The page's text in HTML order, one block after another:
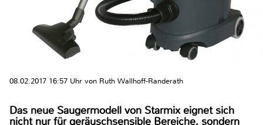
08.02.2017 16:57 Uhr von Ruth Wallhoff-Randerath
Das neue Saugermodell von Starmix eignet sich
nicht nur für geräuschsensible Bereiche, sondern